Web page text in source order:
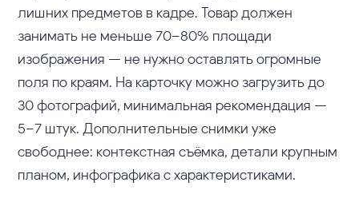
лишних предметов в кадре. Товар должен
занимать не меньше 70–80% площади
изображения — не нужно оставлять огромные
поля по краям. На карточку можно загрузить до
30 фотографий, минимальная рекомендация —
5–7 штук. Дополнительные снимки уже
свободнее: контекстная съёмка, детали крупным
планом, инфографика с характеристиками.